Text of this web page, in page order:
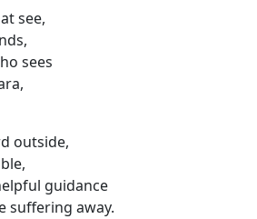
see,
sees
outside,
guidance
suffering away.